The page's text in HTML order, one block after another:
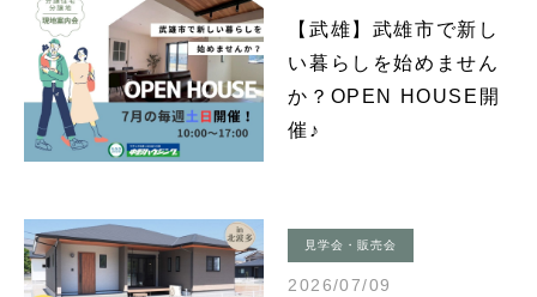
【武雄】武雄市で新し
い暮らしを始めません
か？OPEN HOUSE開
催♪
見学会・販売会
2026/07/09